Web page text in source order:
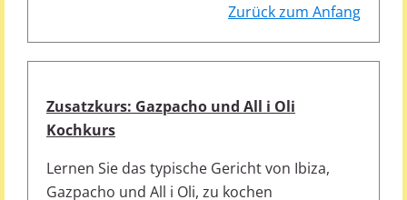
Zurück zum Anfang
Zusatzkurs: Gazpacho und All i Oli
Kochkurs
Lernen Sie das typische Gericht von Ibiza,
Gazpacho und All i Oli, zu kochen